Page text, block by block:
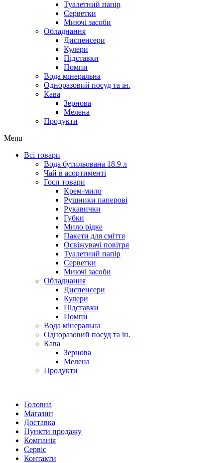
Туалетний папір
Серветки
Миючі засоби
Обладнання
Диспенсери
Кулери
Підставки
Помпи
Вода мінеральна
Одноразовий посуд та ін.
Кава
Зернова
Мелена
Продукти
Menu
Всі товари
Вода бутильована 18.9 л
Чай в асортименті
Госп товари
Крем-мило
Рушники паперові
Рукавички
Губки
Мило рідке
Пакети для сміття
Освіжувачі повітря
Туалетний папір
Серветки
Миючі засоби
Обладнання
Диспенсери
Кулери
Підставки
Помпи
Вода мінеральна
Одноразовий посуд та ін.
Кава
Зернова
Мелена
Продукти
Головна
Магазин
Доставка
Пункти продажу
Компанія
Сервіс
Контакти